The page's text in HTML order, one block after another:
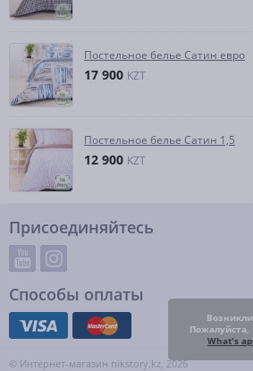
Постельное белье Сатин евро
17 900 KZT
Постельное белье Сатин 1,5
12 900 KZT
Присоединяйтесь
Способы оплаты
© Интернет-магазин nikstory.kz, 2026
What's